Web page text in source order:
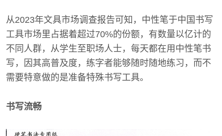
从2023年文具市场调查报告可知，中性笔于中国书写
工具市场里占据着超过70%的份额，有数量以亿计的
不同人群，从学生至职场人士，每天都在用中性笔书
写，因其高普及度，练字者能够随时随地练习，而不
需要特意做的是准备特殊书写工具。
书写流畅